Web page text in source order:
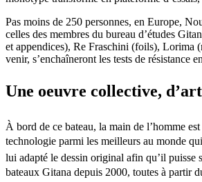
Pas moins de 250 personnes, en Europe,
celles des membres du bureau d’études
et appendices), Re Fraschini (foils), Lorima
venir, s’enchaîneront les tests de résistance
Une oeuvre collective,
À bord de ce bateau, la main de l’homme
technologie parmi les meilleurs au monde
lui adapté le dessin original afin qu’il puisse
bateaux Gitana depuis 2000, toutes à partir